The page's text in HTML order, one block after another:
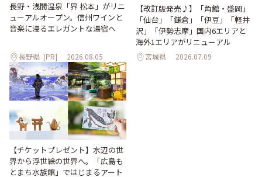
長野・浅間温泉「界 松本」がリニ
ューアルオープン。信州ワインと
音楽に浸るエレガントな湯宿へ
長野県 [PR] 2026.08.05
【改訂版発売♪】「角館・盛岡」
「仙台」「鎌倉」「伊豆」「軽井
沢」「伊勢志摩」国内6エリアと
海外1エリアがリニューアル
宮城県 2026.07.09
【チケットプレゼント】水辺の世
界から浮世絵の世界へ。「広島も
とまち水族館」ではじまるアート